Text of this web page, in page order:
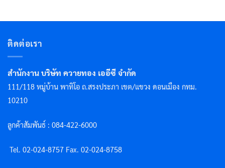
ติดต่อเรา
สำนักงาน บริษัท ควายทอง เออีซี จำกัด
111/118 หมู่บ้าน พาทิโอ ถ.สรงประภา เขต/แขวง ดอนเมือง กทม.
10210
ลูกค้าสัมพันธ์ : 084-422-6000
Tel. 02-024-8757 Fax. 02-024-8758